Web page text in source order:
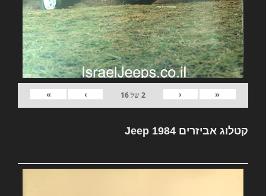
«
‹
2של16
›
»
קטלוג אביזרים Jeep 1984